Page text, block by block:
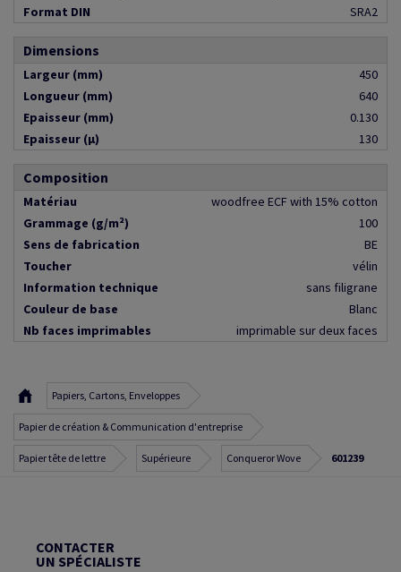
Format DIN
SRA2
Dimensions
Largeur (mm)
450
Longueur (mm)
640
Epaisseur (mm)
0.130
Epaisseur (µ)
130
Composition
Matériau
woodfree ECF with 15% cotton
Grammage (g/m²)
100
Sens de fabrication
BE
Toucher
vélin
Information technique
sans filigrane
Couleur de base
Blanc
Nb faces imprimables
imprimable sur deux faces
Papiers, Cartons, Enveloppes
Papier de création & Communication d'entreprise
Papier tête de lettre Supérieure Conqueror Wove 601239
CONTACTER
UN SPÉCIALISTE